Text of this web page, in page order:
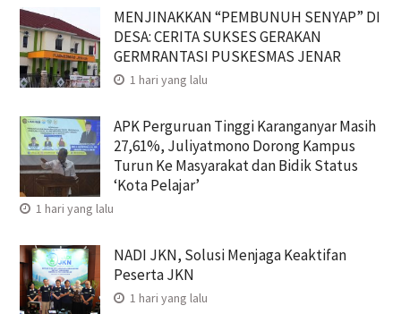
MENJINAKKAN “PEMBUNUH SENYAP” DI
DESA: CERITA SUKSES GERAKAN
GERMRANTASI PUSKESMAS JENAR
1 hari yang lalu
APK Perguruan Tinggi Karanganyar Masih
27,61%, Juliyatmono Dorong Kampus
Turun Ke Masyarakat dan Bidik Status
‘Kota Pelajar’
1 hari yang lalu
NADI JKN, Solusi Menjaga Keaktifan
Peserta JKN
1 hari yang lalu